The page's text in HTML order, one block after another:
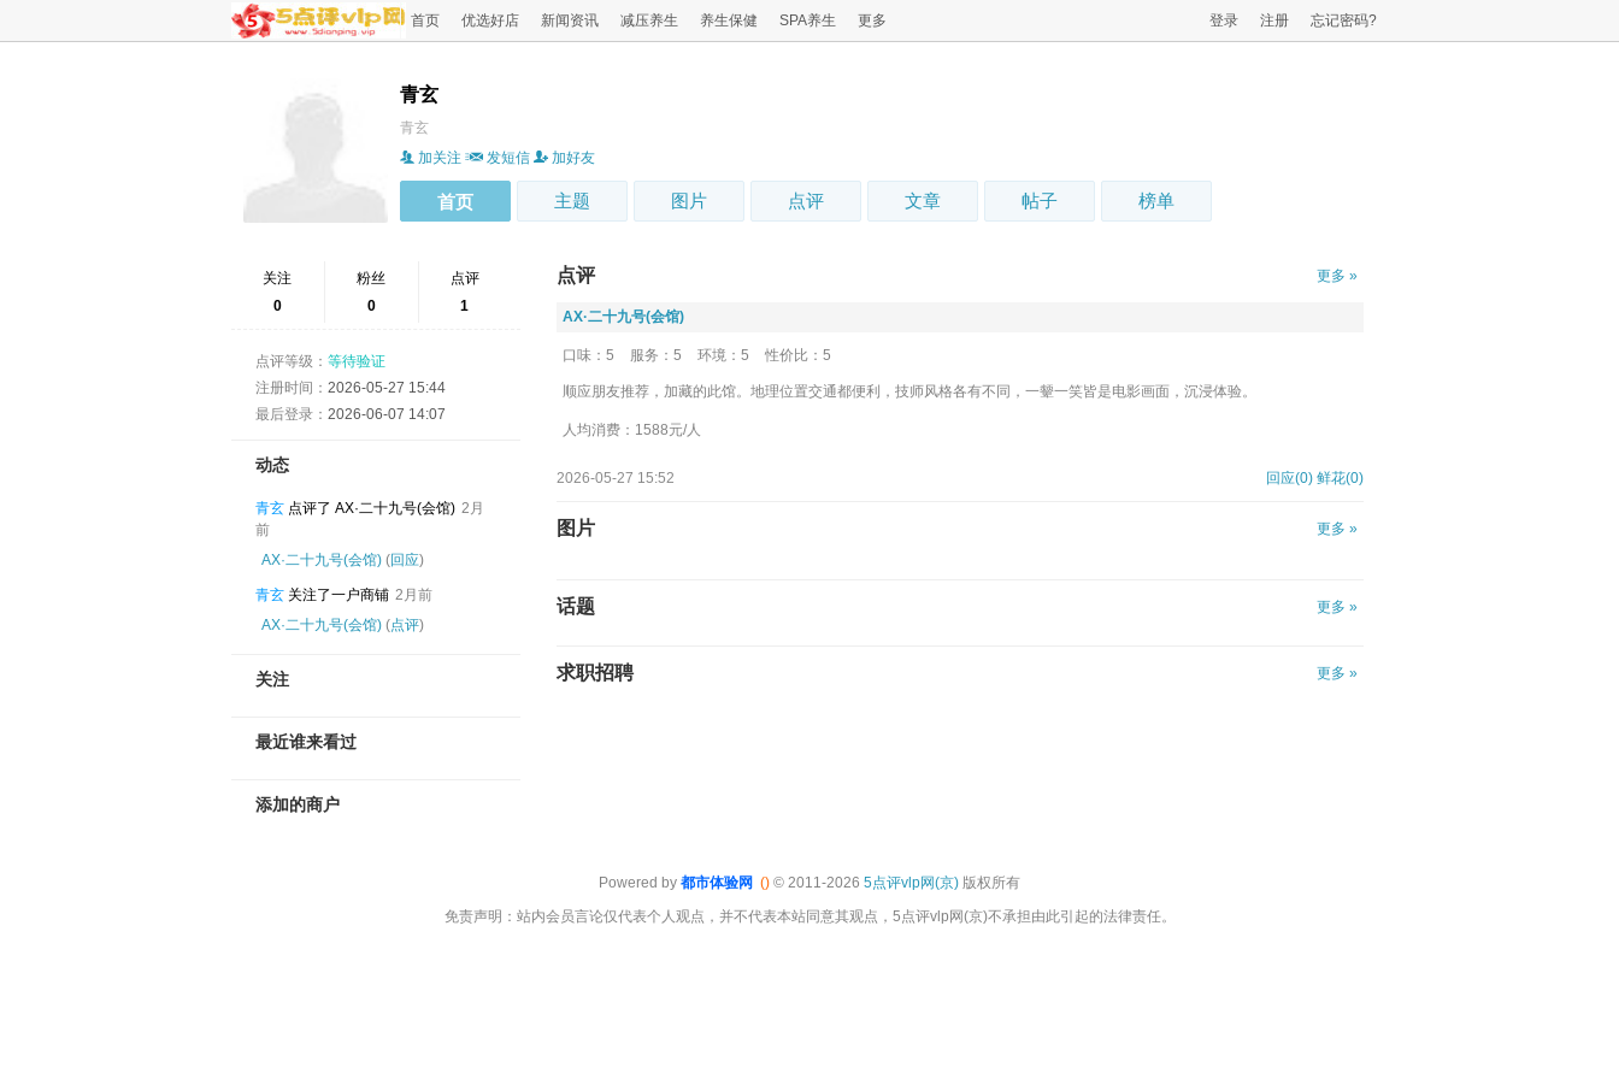
首页 优选好店 新闻资讯 减压养生 养生保健 SPA养生 更多 忘记密码?
注册
登录
青玄
青玄
加关注
发短信 加好友
首页 主题 图片 点评 文章 帖子 榜单
关注
0
粉丝
0
点评
1
点评等级： 等待验证
注册时间： 2026-05-27 15:44
最后登录： 2026-06-07 14:07
动态
青玄 点评了 ‌AX·二十九号(会馆) 2月
前
‌AX·二十九号(会馆) (回应)
青玄 关注了一户商铺 2月前
‌AX·二十九号(会馆) (点评)
关注
最近谁来看过
添加的商户
点评 更多 »
‌AX·二十九号(会馆)
口味：5 服务：5 环境：5 性价比：5
顺应朋友推荐，加藏的此馆。地理位置交通都便利，技师风格各有不同，一颦一笑皆是电影画面，沉浸体验。
人均消费：1588元/人
回应(0) 鲜花(0)
2026-05-27 15:52
图片 更多 »
话题 更多 »
求职招聘 更多 »
Powered by 都市体验网 () © 2011-2026 5点评vlp网(京) 版权所有
免责声明：站内会员言论仅代表个人观点，并不代表本站同意其观点，5点评vlp网(京)不承担由此引起的法律责任。